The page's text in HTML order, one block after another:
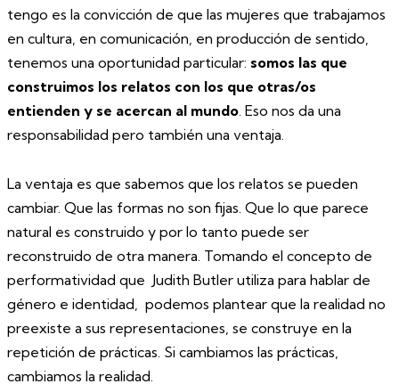
tengo es la convicción de que las mujeres que trabajamos
en cultura, en comunicación, en producción de sentido,
tenemos una oportunidad particular: somos las que
construimos los relatos con los que otras/os
entienden y se acercan al mundo . Eso nos da una
responsabilidad pero también una ventaja.
La ventaja es que sabemos que los relatos se pueden
cambiar. Que las formas no son fijas. Que lo que parece
natural es construido y por lo tanto puede ser
reconstruido de otra manera. Tomando el concepto de
performatividad que Judith Butler utiliza para hablar de
género e identidad, podemos plantear que la realidad no
preexiste a sus representaciones, se construye en la
repetición de prácticas. Si cambiamos las prácticas,
cambiamos la realidad.